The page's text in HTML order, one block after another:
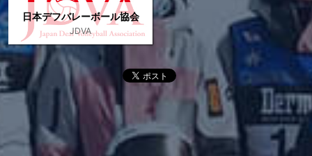
日本デフバレーボール協会
JDVA